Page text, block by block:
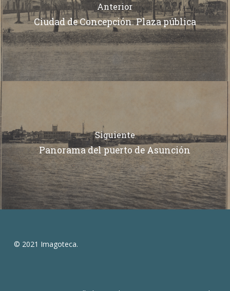
Anterior
Ciudad de Concepción. Plaza pública
Siguiente
Panorama del puerto de Asunción
© 2021 Imagoteca.